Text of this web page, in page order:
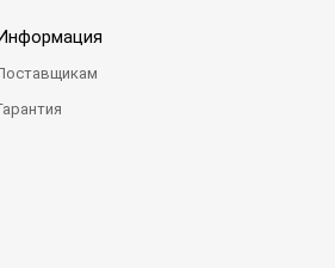
Информация